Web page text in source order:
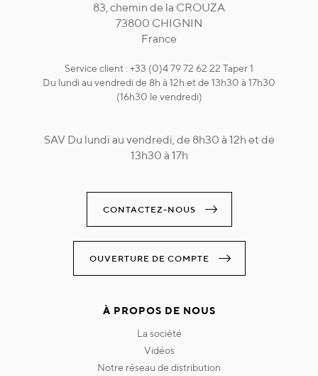
83, chemin de la CROUZA
73800 CHIGNIN
France
Service client : +33 (0)4 79 72 62 22 Taper 1
Du lundi au vendredi de 8h à 12h et de 13h30 à 17h30
(16h30 le vendredi)
SAV Du lundi au vendredi, de 8h30 à 12h et de
13h30 à 17h
CONTACTEZ-NOUS
OUVERTURE DE COMPTE
À PROPOS DE NOUS
la société
vidéos
notre réseau de distribution